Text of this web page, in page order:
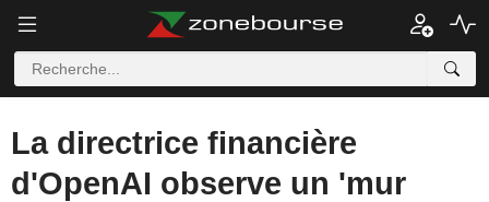
La directrice financière
d'OpenAI observe un 'mur